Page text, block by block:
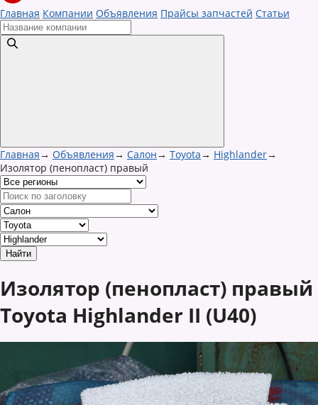
Главная Компании Объявления Прайсы запчастей Статьи
Главная→ Объявления→ Салон→ Toyota→ Highlander→
Изолятор (пенопласт) правый
Изолятор (пенопласт) правый
Toyota Highlander II (U40)